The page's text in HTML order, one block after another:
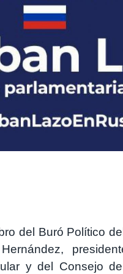
del Buró Político
y del Consejo